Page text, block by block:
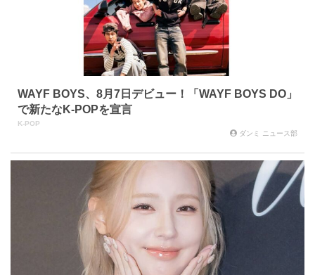
WAYF BOYS、8月7日デビュー！「WAYF BOYS DO」
で新たなK-POPを宣言
K-POP
ダンミ ニュース部